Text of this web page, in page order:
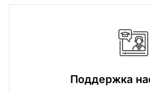
Поддержка